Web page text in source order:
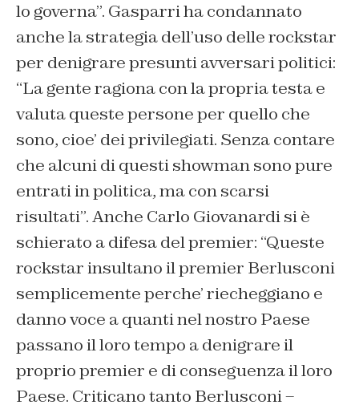
lo governa”. Gasparri ha condannato
anche la strategia dell’uso delle rockstar
per denigrare presunti avversari politici:
“La gente ragiona con la propria testa e
valuta queste persone per quello che
sono, cioe’ dei privilegiati. Senza contare
che alcuni di questi showman sono pure
entrati in politica, ma con scarsi
risultati”. Anche Carlo Giovanardi si è
schierato a difesa del premier: “Queste
rockstar insultano il premier Berlusconi
semplicemente perche’ riecheggiano e
danno voce a quanti nel nostro Paese
passano il loro tempo a denigrare il
proprio premier e di conseguenza il loro
Paese. Criticano tanto Berlusconi –